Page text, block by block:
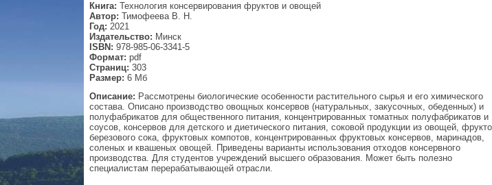
Книга: Технология консервирования фруктов и овощей
Автор: Тимофеева В. Н.
Год: 2021
Издательство: Минск
ISBN: 978-985-06-3341-5
Формат: pdf
Страниц: 303
Размер: 6 Мб
Описание: Рассмотрены биологические особенности растительного сырья и его химического
состава. Описано производство овощных консервов (натуральных, закусочных, обеденных) и
полуфабрикатов для общественного питания, концентрированных томатных полуфабрикатов и
соусов, консервов для детского и диетического питания, соковой продукции из овощей,
березового сока, фруктовых компотов, концентрированных фруктовых консервов, маринадов,
соленых и квашеных овощей. Приведены варианты использования отходов консервного
производства. Для студентов учреждений высшего образования. Может быть полезно
специалистам перерабатывающей отрасли.